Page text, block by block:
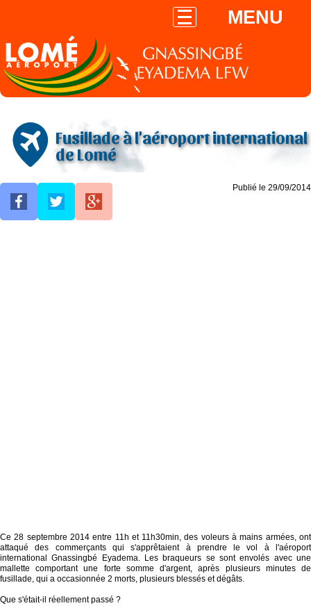
MENU
Fusillade à l'aéroport international
de Lomé
Publié le 29/09/2014
Ce 28 septembre 2014 entre 11h et 11h30min, des voleurs à mains armées, ont
attaqué des commerçants qui s'apprêtaient à prendre le vol à l'aéroport
international Gnassingbé Eyadema. Les braqueurs se sont envolés avec une
mallette comportant une forte somme d'argent, après plusieurs minutes de
fusillade, qui a occasionnée 2 morts, plusieurs blessés et dégâts.
Que s'était-il réellement passé ?